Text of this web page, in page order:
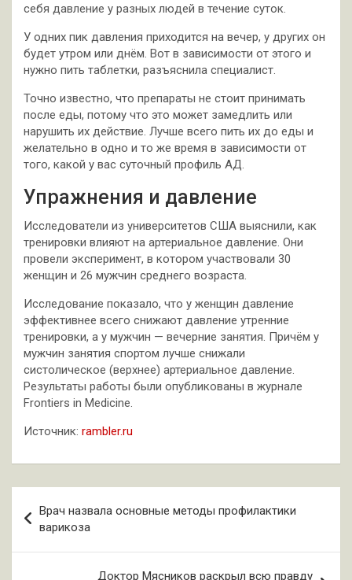
себя давление у разных людей в течение суток.
У одних пик давления приходится на вечер, у других он
будет утром или днём. Вот в зависимости от этого и
нужно пить таблетки, разъяснила специалист.
Точно известно, что препараты не стоит принимать
после еды, потому что это может замедлить или
нарушить их действие. Лучше всего пить их до еды и
желательно в одно и то же время в зависимости от
того, какой у вас суточный профиль АД.
Упражнения и давление
Исследователи из университетов США выяснили, как
тренировки влияют на артериальное давление. Они
провели эксперимент, в котором участвовали 30
женщин и 26 мужчин среднего возраста.
Исследование показало, что у женщин давление
эффективнее всего снижают давление утренние
тренировки, а у мужчин — вечерние занятия. Причём у
мужчин занятия спортом лучше снижали
систолическое (верхнее) артериальное давление.
Результаты работы были опубликованы в журнале
Frontiers in Medicine.
Источник: rambler.ru
по
записям
Врач назвала основные методы профилактики
варикоза
Доктор Мясников раскрыл всю правду